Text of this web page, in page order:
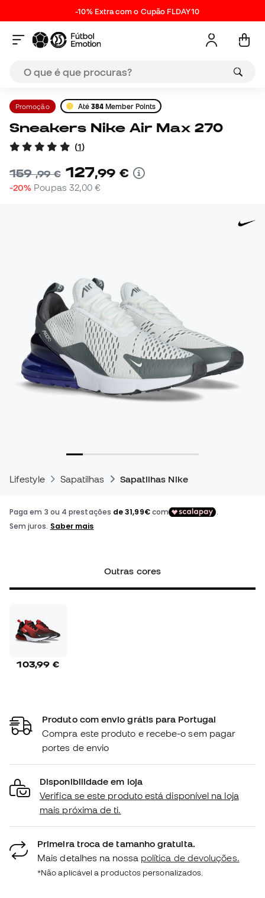
-10% Extra com o Cupão FLDAY10
Promoção Até 384 Member Points
Sneakers Nike Air Max 270
(1)
159,99 € 127,99 €
-20% Poupas 32,00 €
Lifestyle Sapatilhas Sapatilhas Nike
Outras cores
103,99 €
Produto com envio grátis para Portugal
Compra este produto e recebe-o sem pagar
portes de envio
Disponibilidade em loja
Verifica se este produto está disponível na loja
mais próxima de ti.
Primeira troca de tamanho gratuita.
Mais detalhes na nossa política de devoluções.
*Não aplicável a productos personalizados.